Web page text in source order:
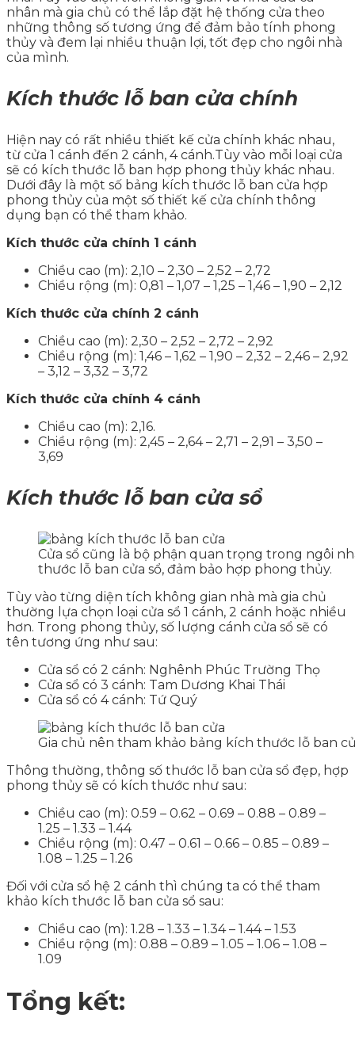
nhân mà gia chủ có thể lắp đặt hệ thống cửa theo
những thông số tương ứng để đảm bảo tính phong
thủy và đem lại nhiều thuận lợi, tốt đẹp cho ngôi nhà
của mình.
Kích thước lỗ ban cửa chính
Hiện nay có rất nhiều thiết kế cửa chính khác nhau,
từ cửa 1 cánh đến 2 cánh, 4 cánh.Tùy vào mỗi loại cửa
sẽ có kích thước lỗ ban hợp phong thủy khác nhau.
Dưới đây là một số bảng kích thước lỗ ban cửa hợp
phong thủy của một số thiết kế cửa chính thông
dụng bạn có thể tham khảo.
Kích thước cửa chính 1 cánh
Chiều cao (m): 2,10 – 2,30 – 2,52 – 2,72
Chiều rộng (m): 0,81 – 1,07 – 1,25 – 1,46 – 1,90 – 2,12
Kích thước cửa chính 2 cánh
Chiều cao (m): 2,30 – 2,52 – 2,72 – 2,92
Chiều rộng (m): 1,46 – 1,62 – 1,90 – 2,32 – 2,46 – 2,92
– 3,12 – 3,32 – 3,72
Kích thước cửa chính 4 cánh
Chiều cao (m): 2,16.
Chiều rộng (m): 2,45 – 2,64 – 2,71 – 2,91 – 3,50 –
3,69
Kích thước lỗ ban cửa sổ
Cửa sổ cũng là bộ phận quan trọng trong ngôi
thước lỗ ban cửa sổ, đảm bảo hợp phong thủy.
Tùy vào từng diện tích không gian nhà mà gia chủ
thường lựa chọn loại cửa sổ 1 cánh, 2 cánh hoặc nhiều
hơn. Trong phong thủy, số lượng cánh cửa sổ sẽ có
tên tương ứng như sau:
Cửa sổ có 2 cánh: Nghênh Phúc Trường Thọ
Cửa sổ có 3 cánh: Tam Dương Khai Thái
Cửa sổ có 4 cánh: Tứ Quý
Gia chủ nên tham khảo bảng kích thước lỗ ban
Thông thường, thông số thước lỗ ban cửa sổ đẹp, hợp
phong thủy sẽ có kích thước như sau:
Chiều cao (m): 0.59 – 0.62 – 0.69 – 0.88 – 0.89 –
1.25 – 1.33 – 1.44
Chiều rộng (m): 0.47 – 0.61 – 0.66 – 0.85 – 0.89 –
1.08 – 1.25 – 1.26
Đối với cửa sổ hệ 2 cánh thì chúng ta có thể tham
khảo kích thước lỗ ban cửa sổ sau:
Chiều cao (m): 1.28 – 1.33 – 1.34 – 1.44 – 1.53
Chiều rộng (m): 0.88 – 0.89 – 1.05 – 1.06 – 1.08 –
1.09
Tổng kết: